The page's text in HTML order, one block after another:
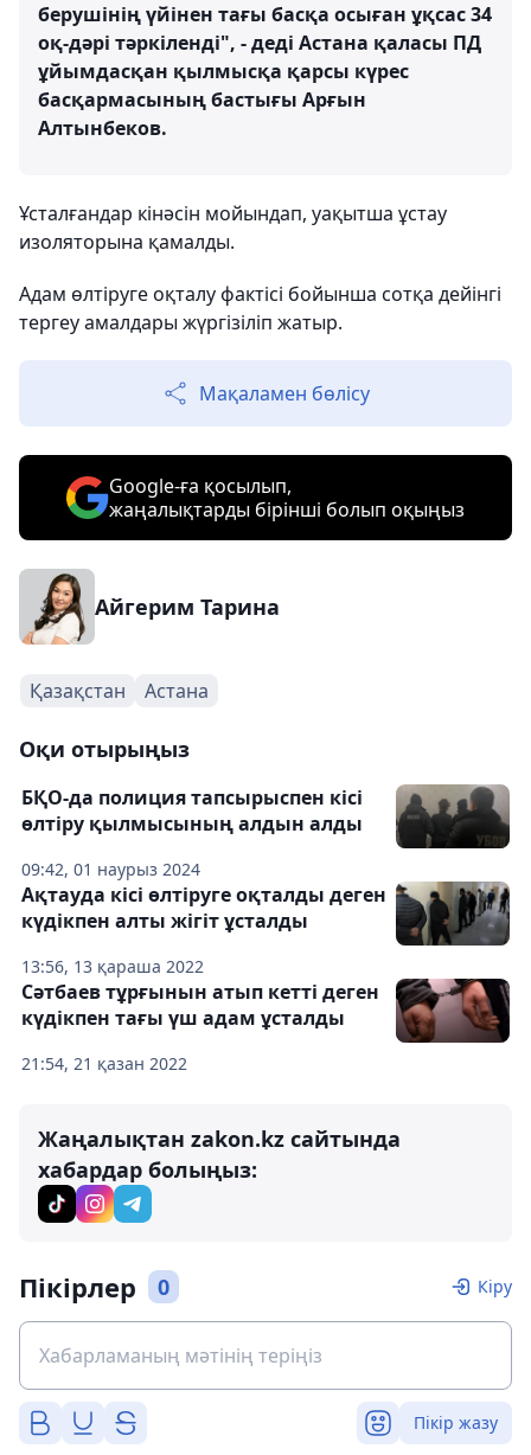
берушінің үйінен тағы басқа осыған ұқсас 34
оқ-дәрі тәркіленді", - деді Астана қаласы ПД
ұйымдасқан қылмысқа қарсы күрес
басқармасының бастығы Арғын
Алтынбеков.
Ұсталғандар кінәсін мойындап, уақытша ұстау
изоляторына қамалды.
Адам өлтіруге оқталу фактісі бойынша сотқа дейінгі
тергеу амалдары жүргізіліп жатыр.
Мақаламен бөлісу
Google-ға қосылып,
жаңалықтарды бірінші болып оқыңыз
Айгерим Тарина
Қазақстан Астана
Оқи отырыңыз
09:42, 01 наурыз 2024
БҚО-да полиция тапсырыспен кісі
өлтіру қылмысының алдын алды
13:56, 13 қараша 2022
Ақтауда кісі өлтіруге оқталды деген
күдікпен алты жігіт ұсталды
21:54, 21 қазан 2022
Сәтбаев тұрғынын атып кетті деген
күдікпен тағы үш адам ұсталды
Жаңалықтан zakon.kz сайтында
хабардар болыңыз:
Пікірлер 0 Кіру
Пікір жазу